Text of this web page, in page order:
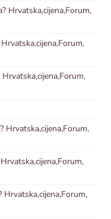
Hrvatska,cijena,Forum,
Hrvatska,cijena,Forum,
Hrvatska,cijena,Forum,